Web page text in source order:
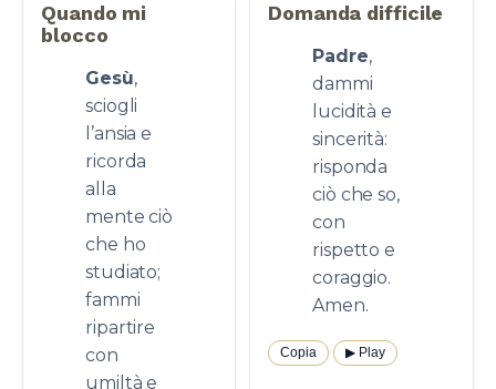
Quando mi
blocco
Gesù,
sciogli
l’ansia e
ricorda
alla
mente ciò
che ho
studiato;
fammi
ripartire
con
umiltà e
Domanda difficile
Padre,
dammi
lucidità e
sincerità:
risponda
ciò che so,
con
rispetto e
coraggio.
Amen.
Copia ▶︎ Play